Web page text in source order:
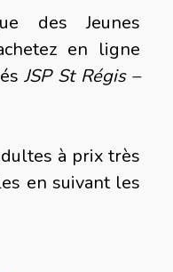
des Jeunes
en ligne
JSP St Régis –
à prix très
en suivant les